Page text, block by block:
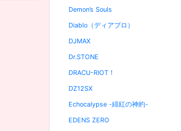
Demon’s Souls
Diablo（ディアブロ）
DJMAX
Dr.STONE
DRACU-RIOT！
DZ12SX
Echocalypse -緋紅の神約-
EDENS ZERO